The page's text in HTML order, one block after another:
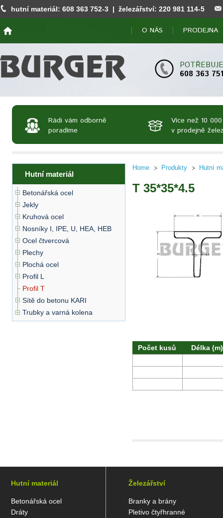
hutní materiál: 608 363 752-3 | železářství: 220 981 114-5
O NÁS PRODEJNA
608 363 751
Rádi vám odborně
poradíme
Více než 10
v prodejně
Hutní materiál
Betonářská ocel
Jekly
Kruhová ocel
Nosníky I, IPE, U, HEA, HEB
Ocel čtvercová
Plechy
Plochá ocel
Profil L
Profil T
Sítě do betonu KARI
Trubky a varná kolena
Home Produkty Hutní
T 35*35*4.5
Počet kusů Délka (m)
Hutní materiál
Betonářská ocel
Dráty
Železářství
Branky a brány
Pletivo čtyřhranné